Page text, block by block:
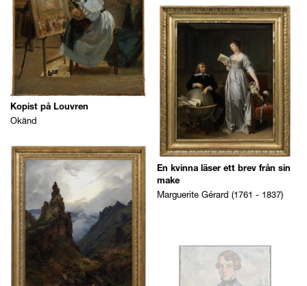
Kopist på Louvren
Okänd
En kvinna läser ett brev från sin
make
Marguerite Gérard (1761 - 1837)